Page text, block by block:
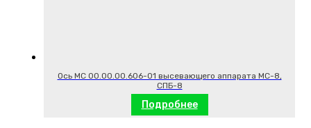
Ось МС 00.00.00.606-01 высевающего аппарата МС-8,
СПБ-8
Подробнее